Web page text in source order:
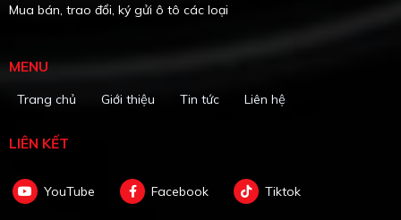
Mua bán, trao đổi, ký gửi ô tô các loại
MENU
Trang chủ Giới thiệu Tin tức Liên hệ
LIÊN KẾT
YouTube Facebook Tiktok